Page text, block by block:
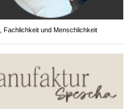
Fachlichkeit und Menschlichkeit